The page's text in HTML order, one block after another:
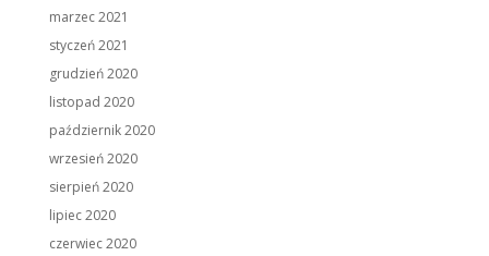
marzec 2021
styczeń 2021
grudzień 2020
listopad 2020
październik 2020
wrzesień 2020
sierpień 2020
lipiec 2020
czerwiec 2020